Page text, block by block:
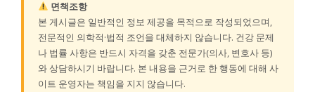
면책조항
본 게시글은 일반적인 정보 제공을 목적으로 작성되었으며,
전문적인 의학적·법적 조언을 대체하지 않습니다. 건강 문제
나 법률 사항은 반드시 자격을 갖춘 전문가(의사, 변호사 등)
와 상담하시기 바랍니다. 본 내용을 근거로 한 행동에 대해 사
이트 운영자는 책임을 지지 않습니다.